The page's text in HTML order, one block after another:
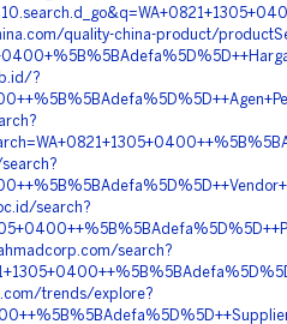
quality-china-product/
?
search?
search?
trends/explore?